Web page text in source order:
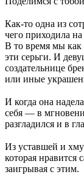
Как-то одна из
чего приходила
В то время мы как
эти серьги. И
создательнице
или иные
И когда она
себя — в
разгладился и в
Из уставшей и
которая нравится
заигрывая с этим.